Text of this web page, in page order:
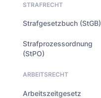
STRAFRECHT
Strafgesetzbuch (StGB)
Strafprozessordnung
(StPO)
ARBEITSRECHT
Arbeitszeitgesetz